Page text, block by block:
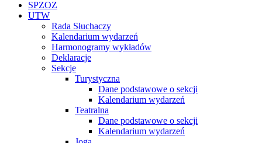
SPZOZ
UTW
Rada Słuchaczy
Kalendarium wydarzeń
Harmonogramy wykładów
Deklaracje
Sekcje
Turystyczna
Dane podstawowe o sekcji
Kalendarium wydarzeń
Teatralna
Dane podstawowe o sekcji
Kalendarium wydarzeń